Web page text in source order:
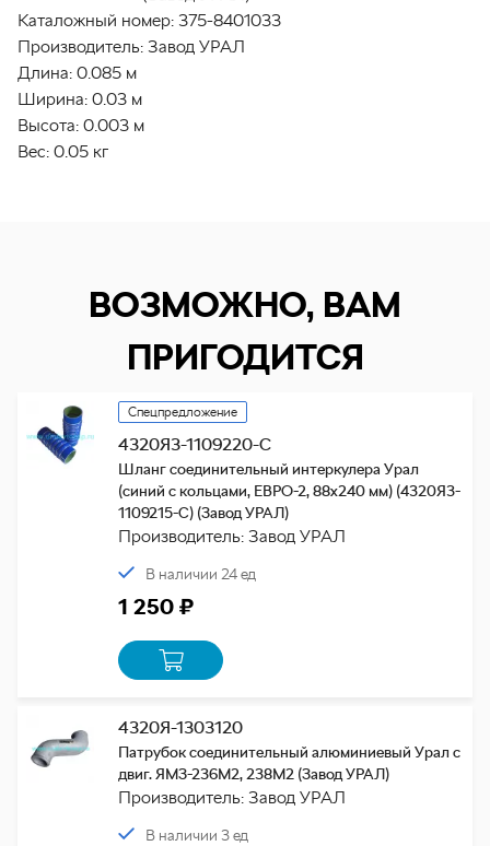
Каталожный номер: 375-8401033
Производитель: Завод УРАЛ
Длина: 0.085 м
Ширина: 0.03 м
Высота: 0.003 м
Вес: 0.05 кг
ВОЗМОЖНО, ВАМ
ПРИГОДИТСЯ
Спецпредложение
4320Я3-1109220-С
Шланг соединительный интеркулера Урал
(синий с кольцами, ЕВРО-2, 88х240 мм) (4320Я3-
1109215-С) (Завод УРАЛ)
Производитель: Завод УРАЛ
В наличии 24 ед
1 250 ₽
4320Я-1303120
Патрубок соединительный алюминиевый Урал с
двиг. ЯМЗ-236М2, 238М2 (Завод УРАЛ)
Производитель: Завод УРАЛ
В наличии 3 ед